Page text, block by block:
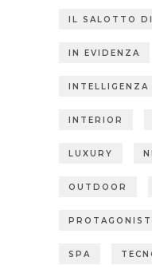
IL SALOTTO
IN EVIDENZA
INTERIOR
LUXURY
OUTDOOR
PROTAGONISTI
SPA